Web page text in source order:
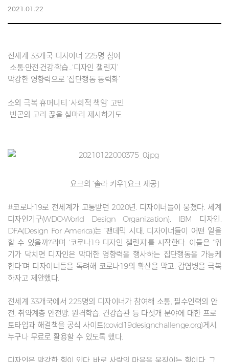
2021.01.22
전세계 33개국 디자이너 225명 참여
소통·안전·건강·학습…‘디자인 챌린지’
막강한 영향력으로 ‘집단행동 동력화’
소외 극복 휴머니티 ‘사회적 책임’ 고민
빈곤의 고리 끊을 실마리 제시하기도
요크의 ‘솔라 카우’[요크 제공]
#코로나19로 전세계가 고통받던 2020년. 디자이너들이 뭉쳤다. 세계
디자인기구(WDO·World Design Organization), IBM 디자인,
DFA(Design For America)는 ‘팬데믹 시대, 디자이너들이 어떤 일을
할 수 있을까?’라며 ‘코로나19 디자인 챌린지’를 시작한다. 이들은 “위
기가 닥치면 디자인은 막대한 영향력을 행사하는 집단행동을 가능케
한다”며 디자이너들을 독려해 코로나19의 확산을 막고, 감염병을 극복
하자고 제안했다.
전세계 33개국에서 225명의 디자이너가 참여해 소통, 필수인력의 안
전, 취약계층 안전망, 원격학습, 건강습관 등 다섯개 분야에 대한 프로
토타입과 해결책을 공식 사이트(covid19designchallenge.org)게시,
누구나 무료로 활용할 수 있도록 했다.